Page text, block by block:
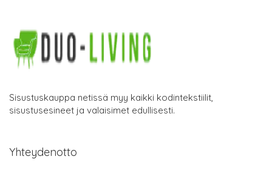
Sisustuskauppa netissä myy kaikki kodintekstiilit,
sisustusesineet ja valaisimet edullisesti.
Yhteydenotto